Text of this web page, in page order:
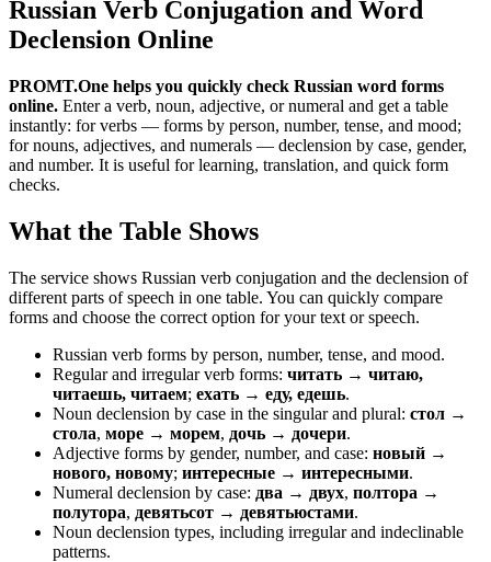
Russian Verb Conjugation and Word
Declension Online
PROMT.One helps you quickly check Russian word forms
online. Enter a verb, noun, adjective, or numeral and get a table
instantly: for verbs — forms by person, number, tense, and mood;
for nouns, adjectives, and numerals — declension by case, gender,
and number. It is useful for learning, translation, and quick form
checks.
What the Table Shows
The service shows Russian verb conjugation and the declension of
different parts of speech in one table. You can quickly compare
forms and choose the correct option for your text or speech.
Russian verb forms by person, number, tense, and mood.
Regular and irregular verb forms: читать → читаю,
читаешь, читаем; ехать → еду, едешь.
Noun declension by case in the singular and plural: стол →
стола, море → морем, дочь → дочери.
Adjective forms by gender, number, and case: новый →
нового, новому; интересные → интересными.
Numeral declension by case: два → двух, полтора →
полутора, девятьсот → девятьюстами.
Noun declension types, including irregular and indeclinable
patterns.